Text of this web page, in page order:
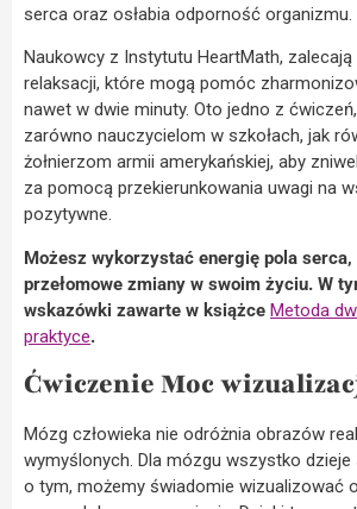
serca oraz osłabia odporność organizmu.
Naukowcy z Instytutu HeartMath,
relaksacji, które mogą pomóc
nawet w dwie minuty. Oto jedno z
zarówno nauczycielom w szkołach, jak
żołnierzom armii amerykańskiej, aby
za pomocą przekierunkowania uwagi na
pozytywne.
Możesz wykorzystać energię pola
przełomowe zmiany w swoim życiu. W
wskazówki zawarte w książce Metoda
praktyce.
Ćwiczenie Moc
Mózg człowieka nie odróżnia obrazów
wymyślonych. Dla mózgu wszystko dzieje
o tym, możemy świadomie wizualizować